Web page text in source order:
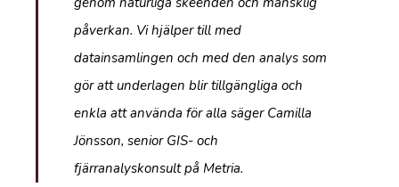
påverkan. Vi hjälper till med
datainsamlingen och med den analys som
gör att underlagen blir tillgängliga och
enkla att använda för alla säger Camilla
Jönsson, senior GIS- och
fjärranalyskonsult på Metria.